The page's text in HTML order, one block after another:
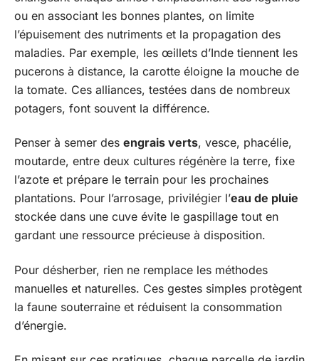
ou en associant les bonnes plantes, on limite
l’épuisement des nutriments et la propagation des
maladies. Par exemple, les œillets d’Inde tiennent les
pucerons à distance, la carotte éloigne la mouche de
la tomate. Ces alliances, testées dans de nombreux
potagers, font souvent la différence.
Penser à semer des engrais verts, vesce, phacélie,
moutarde, entre deux cultures régénère la terre, fixe
l’azote et prépare le terrain pour les prochaines
plantations. Pour l’arrosage, privilégier l’eau de pluie
stockée dans une cuve évite le gaspillage tout en
gardant une ressource précieuse à disposition.
Pour désherber, rien ne remplace les méthodes
manuelles et naturelles. Ces gestes simples protègent
la faune souterraine et réduisent la consommation
d’énergie.